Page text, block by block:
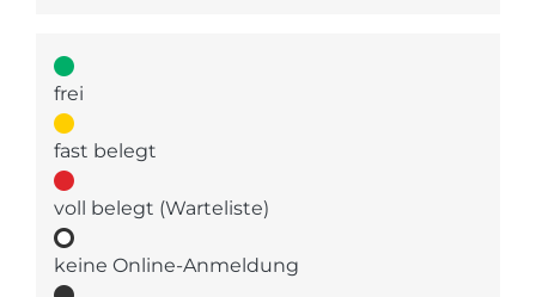
frei
fast belegt
voll belegt (Warteliste)
keine Online-Anmeldung